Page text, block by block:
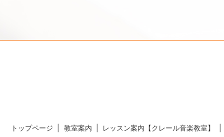
トップページ 教室案内
レッスン案内【クレール音楽教室】